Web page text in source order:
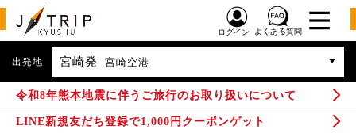
ログイン よくある質問
出発地 宮崎発 宮崎空港
令和8年熊本地震に伴うご旅行のお取り扱いについて
LINE新規友だち登録で1,000円クーポンゲット